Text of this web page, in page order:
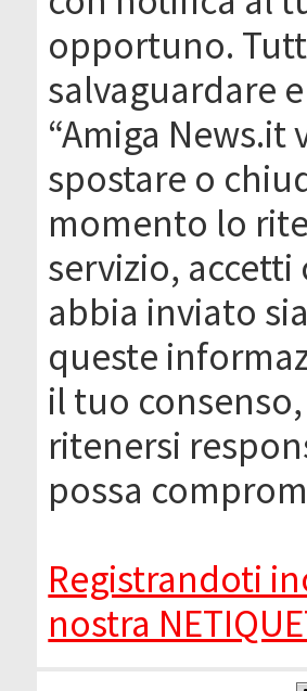
opportuno.
salvaguardare
“Amiga
spostare o
momento lo
servizio,
abbia inviato
queste
il tuo
ritenersi
possa
Registrandoti
nostra